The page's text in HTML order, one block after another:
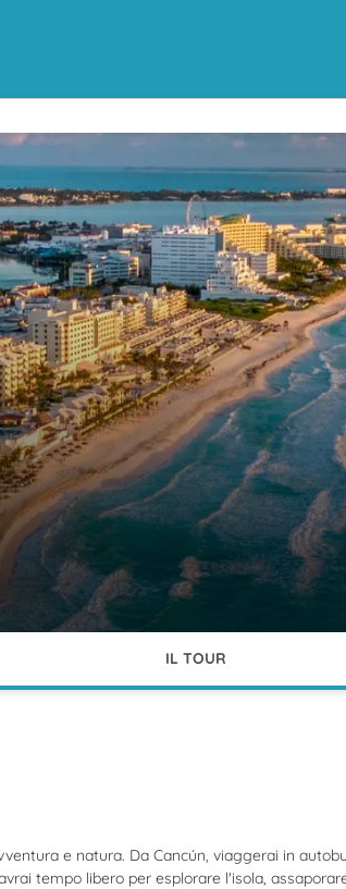
IL TOUR
e natura. Da Cancún, viaggerai in
tempo libero per esplorare l'isola,